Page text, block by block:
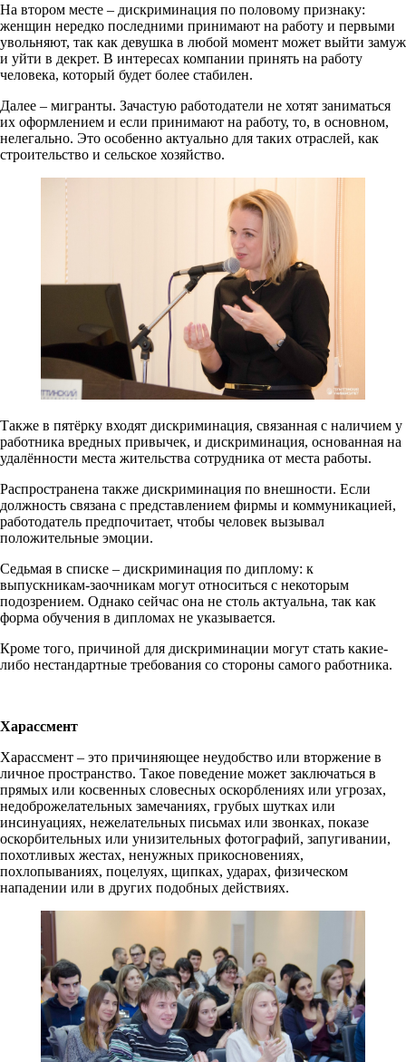
На втором месте – дискриминация по половому признаку:
женщин нередко последними принимают на работу и первыми
увольняют, так как девушка в любой момент может выйти замуж
и уйти в декрет. В интересах компании принять на работу
человека, который будет более стабилен.
Далее – мигранты. Зачастую работодатели не хотят заниматься
их оформлением и если принимают на работу, то, в основном,
нелегально. Это особенно актуально для таких отраслей, как
строительство и сельское хозяйство.
Также в пятёрку входят дискриминация, связанная с наличием у
работника вредных привычек, и дискриминация, основанная на
удалённости места жительства сотрудника от места работы.
Распространена также дискриминация по внешности. Если
должность связана с представлением фирмы и коммуникацией,
работодатель предпочитает, чтобы человек вызывал
положительные эмоции.
Седьмая в списке – дискриминация по диплому: к
выпускникам-заочникам могут относиться с некоторым
подозрением. Однако сейчас она не столь актуальна, так как
форма обучения в дипломах не указывается.
Кроме того, причиной для дискриминации могут стать какие-
либо нестандартные требования со стороны самого работника.
Харассмент
Харассмент – это причиняющее неудобство или вторжение в
личное пространство. Такое поведение может заключаться в
прямых или косвенных словесных оскорблениях или угрозах,
недоброжелательных замечаниях, грубых шутках или
инсинуациях, нежелательных письмах или звонках, показе
оскорбительных или уни­зительных фотографий, запугивании,
похотливых жестах, ненужных прикосновениях,
похлопываниях, поцелуях, щипках, ударах, физическом
нападении или в других подобных действиях.